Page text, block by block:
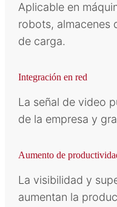
Aplicable en
robots, almacenes
de carga.
Integración en red
La señal de video
de la empresa y
Aumento de
La visibilidad y
aumentan la